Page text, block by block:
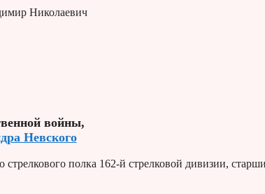
Николаевич
войны,
Невского
полка 162-й стрелковой дивизии,